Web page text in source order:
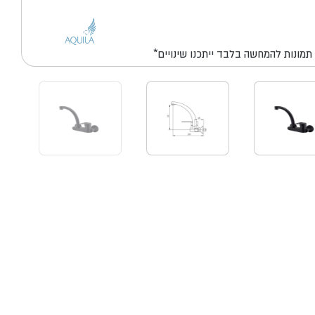
*תמונות להמחשה בלבד ייתכנו שינויים